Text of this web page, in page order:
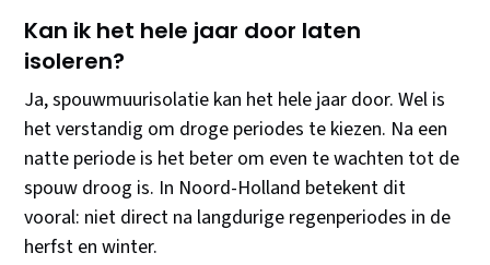
Kan ik het hele jaar door laten
isoleren?
Ja, spouwmuurisolatie kan het hele jaar door. Wel is
het verstandig om droge periodes te kiezen. Na een
natte periode is het beter om even te wachten tot de
spouw droog is. In Noord-Holland betekent dit
vooral: niet direct na langdurige regenperiodes in de
herfst en winter.